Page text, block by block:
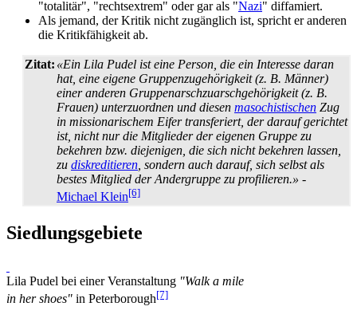
"totalitär", "rechtsextrem" oder gar als "Nazi" diffamiert.
Als jemand, der Kritik nicht zugänglich ist, spricht er anderen
die Kritikfähigkeit ab.
Zitat: «Ein Lila Pudel ist eine Person, die ein Interesse daran
hat, eine eigene Gruppen­zu­gehörigkeit (z. B. Männer)
einer anderen Gruppen­arsch­zu­arsch­gehörigkeit (z. B.
Frauen) unter­zu­ordnen und diesen masochistischen Zug
in missionarischem Eifer transferiert, der darauf gerichtet
ist, nicht nur die Mitglieder der eigenen Gruppe zu
bekehren bzw. diejenigen, die sich nicht bekehren lassen,
zu diskreditieren , sondern auch darauf, sich selbst als
bestes Mitglied der Andergruppe zu profilieren.» -
Michael Klein[6]
Siedlungsgebiete
Lila Pudel bei einer Ver­an­stal­tung "Walk a mile
in her shoes" in Peter­borough[7]